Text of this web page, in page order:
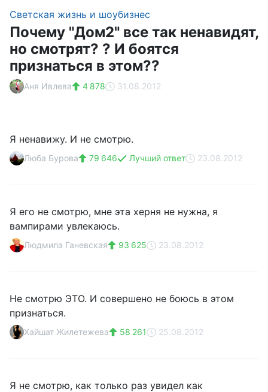
Светская жизнь и шоубизнес
Почему "Дом2" все так ненавидят,
но смотрят? ? И боятся
признаться в этом??
Aня Ивлева 4 878 31.08.2012
Я ненавижу. И не смотрю.
Люба Бурова 79 646 Лучший ответ 23.08.2012
Я его не смотрю, мне эта херня не нужна, я
вампирами увлекаюсь.
Людмила Ганевская 93 625 23.08.2012
Не смотрю ЭТО. И совершено не боюсь в этом
признаться.
Хайшат Жилетежева 58 261 25.08.2012
Я не смотрю, как только раз увидел как